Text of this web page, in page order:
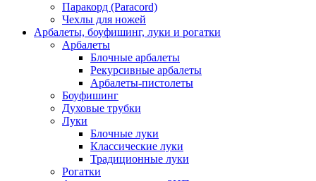
Паракорд (Paracord)
Чехлы для ножей
Арбалеты, боуфишинг, луки и рогатки
Арбалеты
Блочные арбалеты
Рекурсивные арбалеты
Арбалеты-пистолеты
Боуфишинг
Духовые трубки
Луки
Блочные луки
Классические луки
Традиционные луки
Рогатки